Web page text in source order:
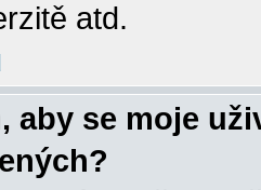
atd.
aby se moje